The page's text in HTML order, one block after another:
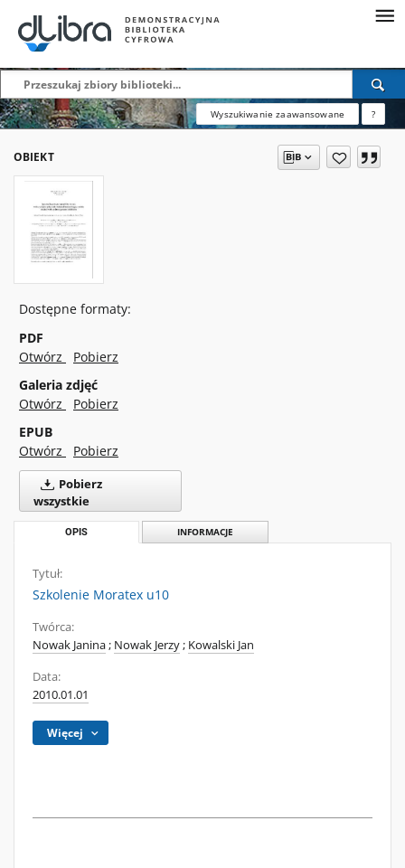
Wyszukiwanie zaawansowane ?
OBIEKT
Dostępne formaty:
PDF
Otwórz
Pobierz
Galeria zdjęć
Otwórz
Pobierz
EPUB
Otwórz
Pobierz
Pobierz
wszystkie
OPIS INFORMACJE
Tytuł:
Szkolenie Moratex u10
Twórca:
Nowak Janina; Nowak Jerzy; Kowalski Jan
Data:
2010.01.01
Więcej